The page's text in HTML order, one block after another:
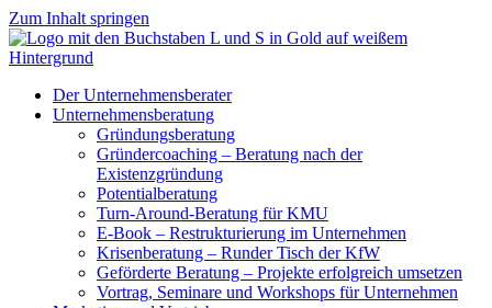
Zum Inhalt springen
Der Unternehmensberater
Unternehmensberatung
Gründungsberatung
Gründercoaching – Beratung nach der
Existenzgründung
Potentialberatung
Turn-Around-Beratung für KMU
E-Book – Restrukturierung im Unternehmen
Krisenberatung – Runder Tisch der KfW
Geförderte Beratung – Projekte erfolgreich umsetzen
Vortrag, Seminare und Workshops für Unternehmen